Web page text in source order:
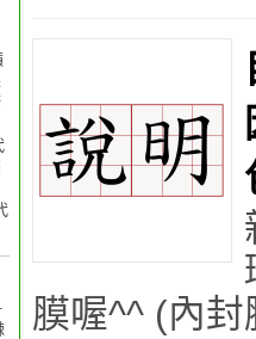
膜喔^^ (內